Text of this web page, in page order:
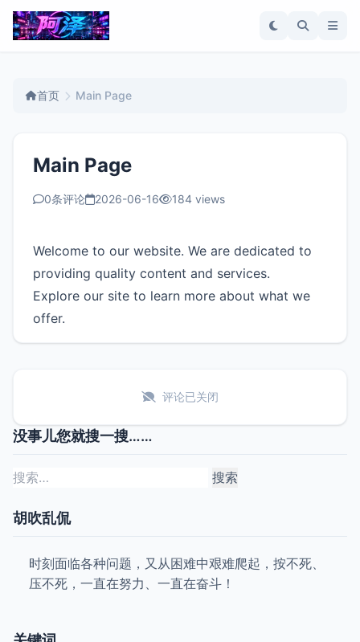
首页 Main Page
Main Page
0条评论 2026-06-16 184 views
Welcome to our website. We are dedicated to
providing quality content and services.
Explore our site to learn more about what we
offer.
评论已关闭
没事儿您就搜一搜……
搜
胡吹乱侃
时刻面临各种问题，又从困难中艰难爬起，按不死、
压不死，一直在努力、一直在奋斗！